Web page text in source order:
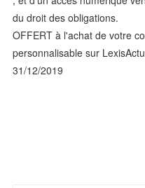
du droit des obligations.
OFFERT à l'achat de votre
personnalisable sur
31/12/2019